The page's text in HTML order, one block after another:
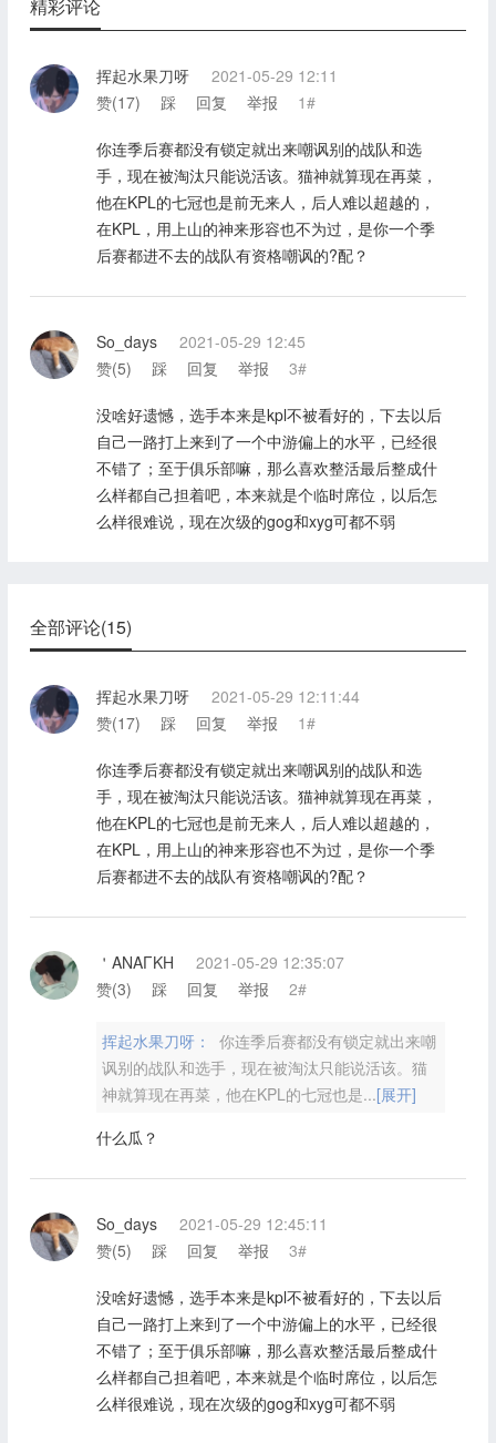
精彩评论
挥起水果刀呀
2021-05-29 12:11
赞(17) 踩 回复 举报 1#
你连季后赛都没有锁定就出来嘲讽别的战队和选
手，现在被淘汰只能说活该。猫神就算现在再菜，
他在KPL的七冠也是前无来人，后人难以超越的，
在KPL，用上山的神来形容也不为过，是你一个季
后赛都进不去的战队有资格嘲讽的?配？
So_days
2021-05-29 12:45
赞(5) 踩 回复 举报 3#
没啥好遗憾，选手本来是kpl不被看好的，下去以后
自己一路打上来到了一个中游偏上的水平，已经很
不错了；至于俱乐部嘛，那么喜欢整活最后整成什
么样都自己担着吧，本来就是个临时席位，以后怎
么样很难说，现在次级的gog和xyg可都不弱
全部评论(15)
挥起水果刀呀
2021-05-29 12:11:44
赞(17) 踩 回复 举报 1#
你连季后赛都没有锁定就出来嘲讽别的战队和选
手，现在被淘汰只能说活该。猫神就算现在再菜，
他在KPL的七冠也是前无来人，后人难以超越的，
在KPL，用上山的神来形容也不为过，是你一个季
后赛都进不去的战队有资格嘲讽的?配？
＇ANAΓKH
2021-05-29 12:35:07
赞(3) 踩 回复 举报 2#
挥起水果刀呀：
你连季后赛都没有锁定就出来嘲
讽别的战队和选手，现在被淘汰只能说活该。猫
神就算现在再菜，他在KPL的七冠也是...[展开]
什么瓜？
So_days
2021-05-29 12:45:11
赞(5) 踩 回复 举报 3#
没啥好遗憾，选手本来是kpl不被看好的，下去以后
自己一路打上来到了一个中游偏上的水平，已经很
不错了；至于俱乐部嘛，那么喜欢整活最后整成什
么样都自己担着吧，本来就是个临时席位，以后怎
么样很难说，现在次级的gog和xyg可都不弱